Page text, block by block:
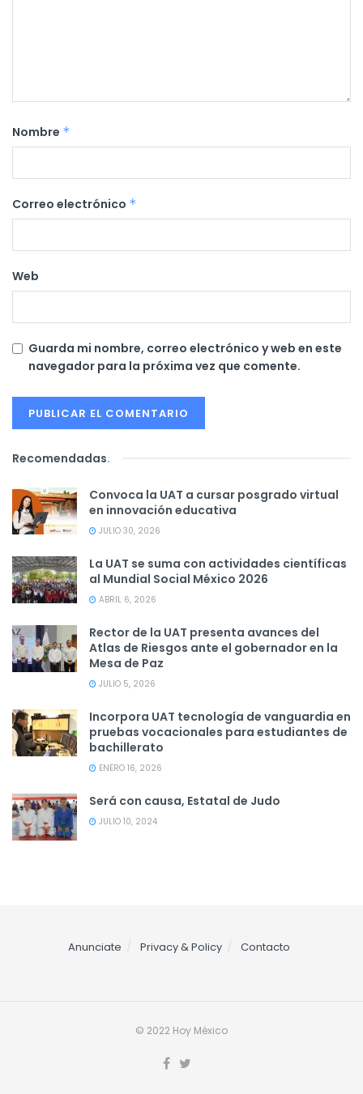
Nombre *
Correo electrónico *
Web
Guarda mi nombre, correo electrónico y web en este
navegador para la próxima vez que comente.
Recomendadas.
Convoca la UAT a cursar posgrado virtual
en innovación educativa
JULIO 30, 2026
La UAT se suma con actividades científicas
al Mundial Social México 2026
ABRIL 6, 2026
Rector de la UAT presenta avances del
Atlas de Riesgos ante el gobernador en la
Mesa de Paz
JULIO 5, 2026
Incorpora UAT tecnología de vanguardia en
pruebas vocacionales para estudiantes de
bachillerato
ENERO 16, 2026
Será con causa, Estatal de Judo
JULIO 10, 2024
Anunciate Privacy & Policy Contacto
© 2022 Hoy México